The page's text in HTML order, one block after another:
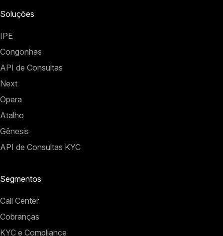
Soluções
IPE
Congonhas
API de Consultas
Next
Opera
Atalho
Gênesis
API de Consultas KYC
Segmentos
Call Center
Cobranças
KYC e Compliance